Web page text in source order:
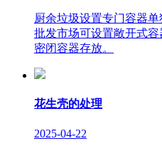
厨余垃圾设置专门容器
批发市场可设置敞开式
密闭容器存放。
花生壳的处理
2025-04-22